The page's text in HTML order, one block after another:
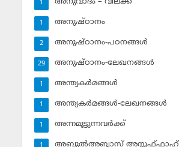
1
അനുഷ്ഠാനം
1
അനുഷ്ഠാനം-പഠനങ്ങള്‍
2
അനുഷ്ഠാനം-ലേഖനങ്ങള്‍
29
അന്ത്യകര്‍മങ്ങള്‍
1
അന്ത്യകര്‍മങ്ങള്‍-ലേഖനങ്ങള്‍
1
അന്നമൂട്ടുന്നവര്‍ക്ക്
1
അബുല്‍അബ്ബാസ് അസ്സഫ്ഫാഹ്‌